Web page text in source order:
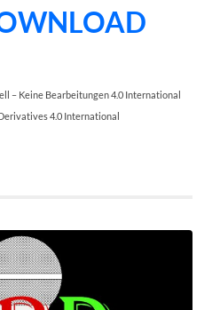
– Keine Bearbeitungen 4.0 International
4.0 International